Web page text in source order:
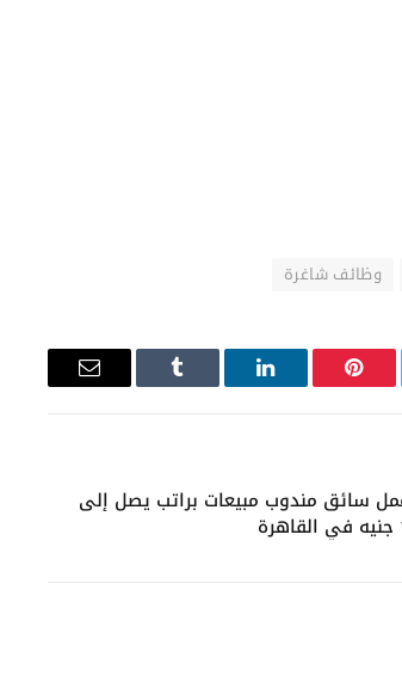
وظائف شاغرة
بينتيريستلينكدإن Tumblr
البريد
سائق مندوب مبيعات براتب يصل إلى